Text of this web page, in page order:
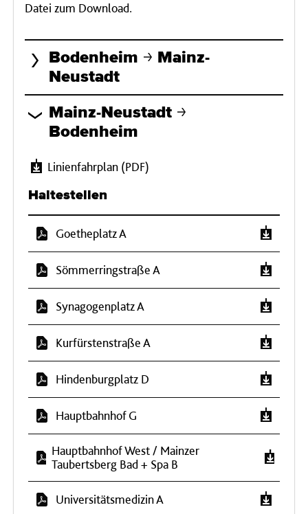
Datei zum Download.
Bodenheim
Mainz-
Neustadt
Mainz-Neustadt
Bodenheim
Linienfahrplan (PDF)
Haltestellen
Goetheplatz A
Sömmerringstraße A
Synagogenplatz A
Kurfürstenstraße A
Hindenburgplatz D
Hauptbahnhof G
Hauptbahnhof West / Mainzer
Taubertsberg Bad + Spa B
Universitätsmedizin A